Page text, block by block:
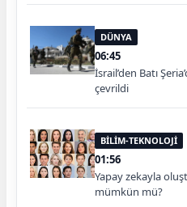
DÜNYA
06:45
İsrail’den Batı
çevrildi
BİLİM-TEKNOLOJİ
01:56
Yapay zekayla
mümkün mü?